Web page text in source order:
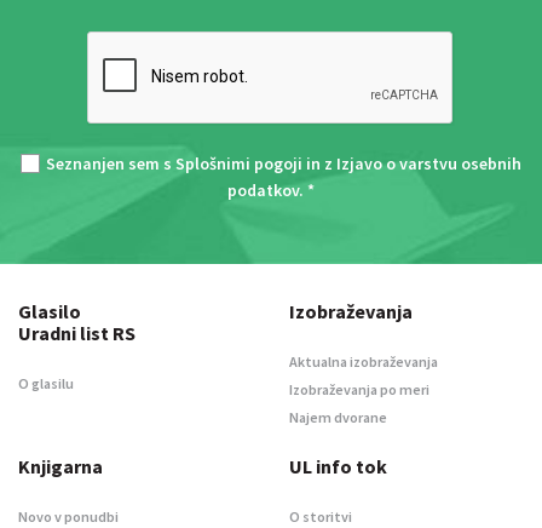
Seznanjen sem s Splošnimi pogoji in z Izjavo o varstvu osebnih
podatkov. *
Glasilo
Uradni list RS
O glasilu
Izobraževanja
Aktualna izobraževanja
Izobraževanja po meri
Najem dvorane
Knjigarna
Novo v ponudbi
UL info tok
O storitvi